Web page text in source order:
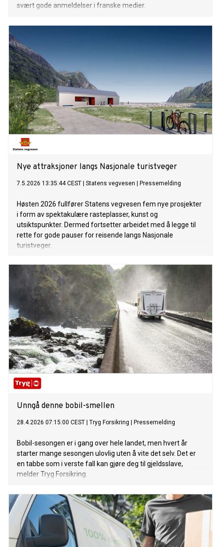
svært gode anmeldelser i franske medier.
Nye attraksjoner langs Nasjonale turistveger
7.5.2026 13:35:44 CEST Statens vegvesen Pressemelding
Høsten 2026 fullfører Statens vegvesen fem nye prosjekter
i form av spektakulære rasteplasser, kunst og
utsiktspunkter. Dermed fortsetter arbeidet med å legge til
rette for gode pauser for reisende langs Nasjonale
turistveger.
Unngå denne bobil-smellen
28.4.2026 07:15:00 CEST Tryg Forsikring Pressemelding
Bobil-sesongen er i gang over hele landet, men hvert år
starter mange sesongen ulovlig uten å vite det selv. Det er
en tabbe som i verste fall kan gjøre deg til gjeldsslave,
melder Tryg Forsikring.